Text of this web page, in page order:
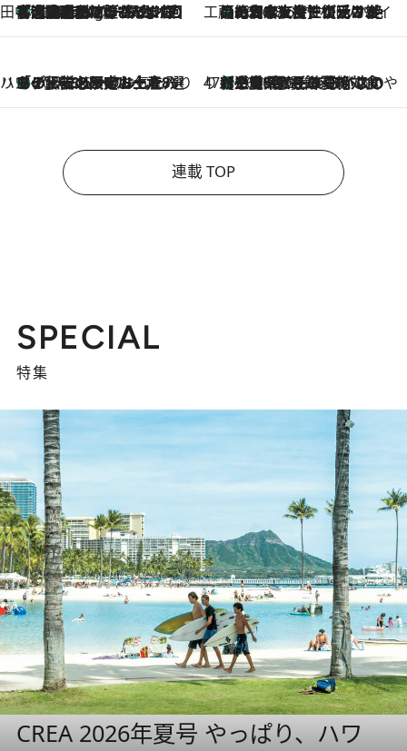
田中稲の勝手に再ブーム
1 Hour Ago
「湘南乃風に憧れて」観客大盛上がりの“タオル回し”に、ラッパー顔負けの高速歌唱まで…さだまさし（74）のアグレッシブすぎる現在地 工藤まやのおもてなしハワイ
2026.8.6
【ハワイ土産】ローカルの絶大な支持で復活！ 絶品の幻クッキー《元ファンの日本人女性が受け継いだ名店》
ハワイ賢者 リサのお気に入りリスト2026.8.6
あの伝説の限定トートも！ リニューアルした「ディーン＆デルーカ ハワイ」で必須のお土産8選 47都道府県の手みやげ ひんやりスイーツで夏を満喫
2026.8.6
【三重県】この夏絶対食べたい 冷やしておいしいおやつ3選 お餅×アイスの新感覚スイーツ
連載 TOP
SPECIAL
特集
CREA 2026年夏号 やっぱり、ハワ